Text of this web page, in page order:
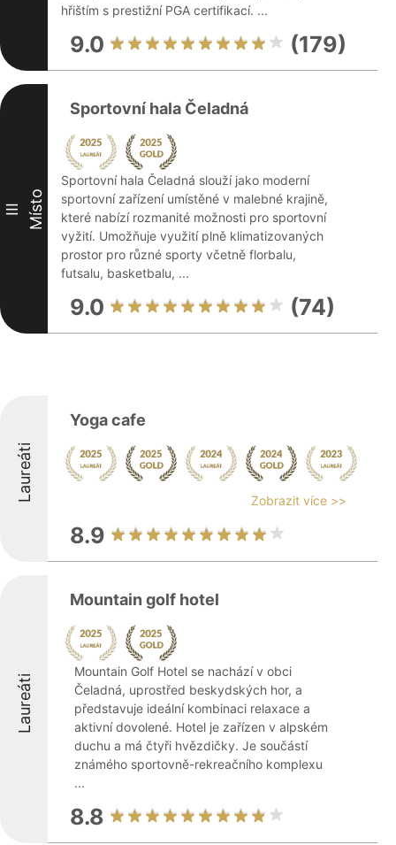
hřištím s prestižní PGA certifikací. ...
9.0 (179)
III Místo
Sportovní hala Čeladná
Sportovní hala Čeladná slouží jako moderní
sportovní zařízení umístěné v malebné krajině,
které nabízí rozmanité možnosti pro sportovní
vyžití. Umožňuje využití plně klimatizovaných
prostor pro různé sporty včetně florbalu,
futsalu, basketbalu, ...
9.0 (74)
Laureáti
Yoga cafe
Zobrazit více >>
8.9
Laureáti
Mountain golf hotel
Mountain Golf Hotel se nachází v obci
Čeladná, uprostřed beskydských hor, a
představuje ideální kombinaci relaxace a
aktivní dovolené. Hotel je zařízen v alpském
duchu a má čtyři hvězdičky. Je součástí
známého sportovně-rekreačního komplexu
...
8.8